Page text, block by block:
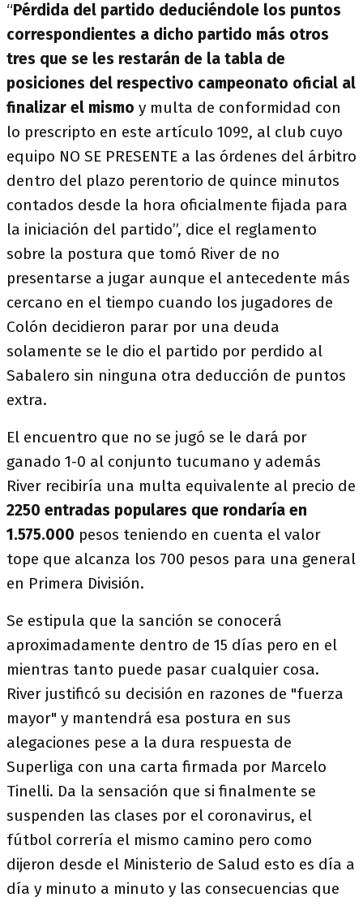
“Pérdida del partido deduciéndole los puntos
correspondientes a dicho partido más otros
tres que se les restarán de la tabla de
posiciones del respectivo campeonato oficial al
finalizar el mismo y multa de conformidad con
lo prescripto en este artículo 109º, al club cuyo
equipo NO SE PRESENTE a las órdenes del árbitro
dentro del plazo perentorio de quince minutos
contados desde la hora oficialmente fijada para
la iniciación del partido”, dice el reglamento
sobre la postura que tomó River de no
presentarse a jugar aunque el antecedente más
cercano en el tiempo cuando los jugadores de
Colón decidieron parar por una deuda
solamente se le dio el partido por perdido al
Sabalero sin ninguna otra deducción de puntos
extra.
El encuentro que no se jugó se le dará por
ganado 1-0 al conjunto tucumano y además
River recibiría una multa equivalente al precio de
2250 entradas populares que rondaría en
1.575.000 pesos teniendo en cuenta el valor
tope que alcanza los 700 pesos para una general
en Primera División.
Se estipula que la sanción se conocerá
aproximadamente dentro de 15 días pero en el
mientras tanto puede pasar cualquier cosa.
River justificó su decisión en razones de "fuerza
mayor" y mantendrá esa postura en sus
alegaciones pese a la dura respuesta de
Superliga con una carta firmada por Marcelo
Tinelli. Da la sensación que si finalmente se
suspenden las clases por el coronavirus, el
fútbol correría el mismo camino pero como
dijeron desde el Ministerio de Salud esto es día a
día y minuto a minuto y las consecuencias que